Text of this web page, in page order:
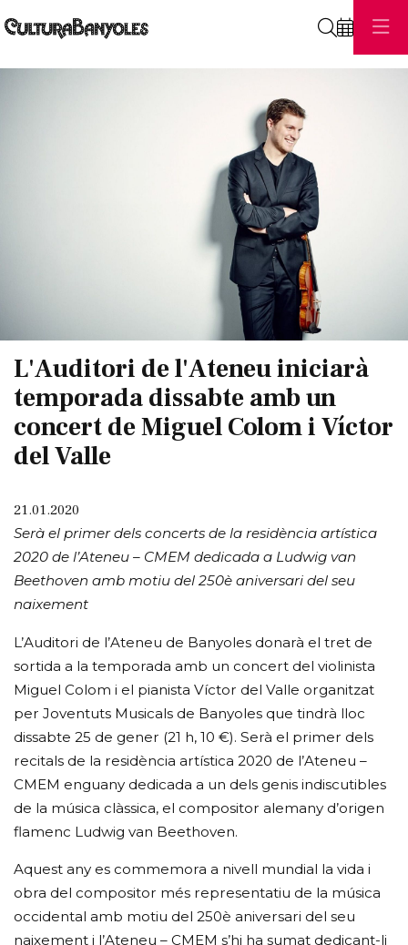
L'Auditori de l'Ateneu iniciarà
temporada dissabte amb un
concert de Miguel Colom i Víctor
del Valle
21.01.2020
Serà el primer dels concerts de la residència artística
2020 de l’Ateneu – CMEM dedicada a Ludwig van
Beethoven amb motiu del 250è aniversari del seu
naixement
L’Auditori de l’Ateneu de Banyoles donarà el tret de
sortida a la temporada amb un concert del violinista
Miguel Colom i el pianista Víctor del Valle organitzat
per Joventuts Musicals de Banyoles que tindrà lloc
dissabte 25 de gener (21 h, 10 €). Serà el primer dels
recitals de la residència artística 2020 de l’Ateneu –
CMEM enguany dedicada a un dels genis indiscutibles
de la música clàssica, el compositor alemany d’origen
flamenc Ludwig van Beethoven.
Aquest any es commemora a nivell mundial la vida i
obra del compositor més representatiu de la música
occidental amb motiu del 250è aniversari del seu
naixement i l’Ateneu – CMEM s’hi ha sumat dedicant-li